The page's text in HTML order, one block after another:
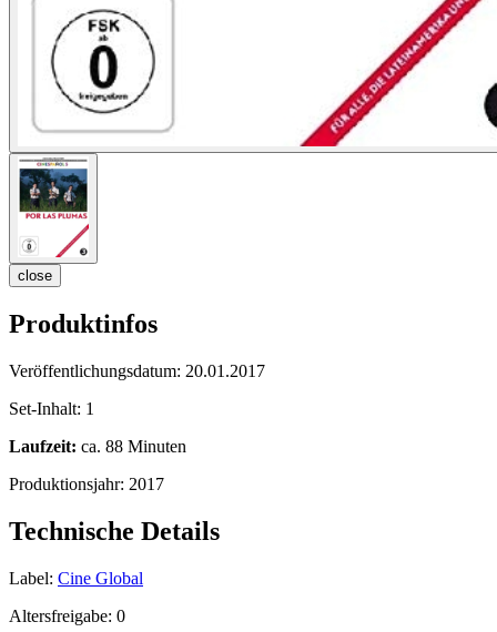
close
Produktinfos
Veröffentlichungsdatum: 20.01.2017
Set-Inhalt: 1
Laufzeit: ca. 88 Minuten
Produktionsjahr: 2017
Technische Details
Label: Cine Global
Altersfreigabe: 0